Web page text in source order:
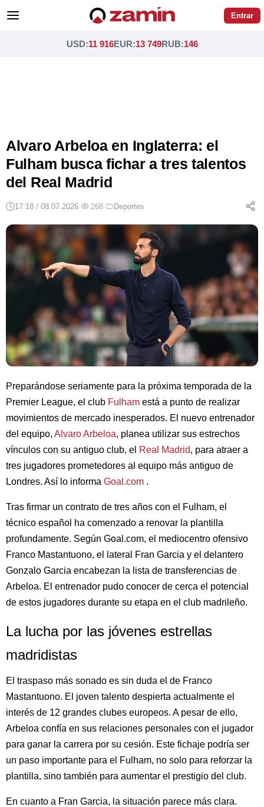
Entrar
USD:11 916EUR:13 749RUB:146
Alvaro Arbeloa en Inglaterra: el
Fulham busca fichar a tres talentos
del Real Madrid
17:18 / 08.07.2026· 268· Deportes
Preparándose seriamente para la próxima temporada de la
Premier League, el club Fulham está a punto de realizar
movimientos de mercado inesperados. El nuevo entrenador
del equipo, Alvaro Arbeloa, planea utilizar sus estrechos
vínculos con su antiguo club, el Real Madrid, para atraer a
tres jugadores prometedores al equipo más antiguo de
Londres. Así lo informa Goal.com .
Tras firmar un contrato de tres años con el Fulham, el
técnico español ha comenzado a renovar la plantilla
profundamente. Según Goal.com, el mediocentro ofensivo
Franco Mastantuono, el lateral Fran Garcia y el delantero
Gonzalo Garcia encabezan la lista de transferencias de
Arbeloa. El entrenador pudo conocer de cerca el potencial
de estos jugadores durante su etapa en el club madrileño.
La lucha por las jóvenes estrellas
madridistas
El traspaso más sonado es sin duda el de Franco
Mastantuono. El joven talento despierta actualmente el
interés de 12 grandes clubes europeos. A pesar de ello,
Arbeloa confía en sus relaciones personales con el jugador
para ganar la carrera por su cesión. Este fichaje podría ser
un paso importante para el Fulham, no solo para reforzar la
plantilla, sino también para aumentar el prestigio del club.
En cuanto a Fran Garcia, la situación parece más clara.